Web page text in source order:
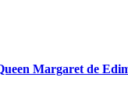
Margaret de